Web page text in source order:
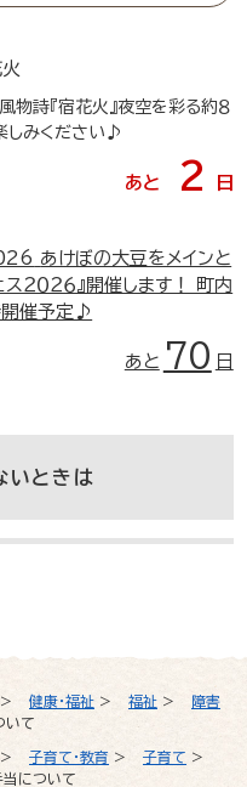
> 健康・福祉 > 福祉 >
障害
いて
> 子育て・教育 > 子育て >
について
物詩『宿花火』夜空を彩る約８
しみください♪
あと 2 日
あけぼの大豆をメインと
２０２６』開催します！ 町内
開催予定♪
あと 70 日
いときは